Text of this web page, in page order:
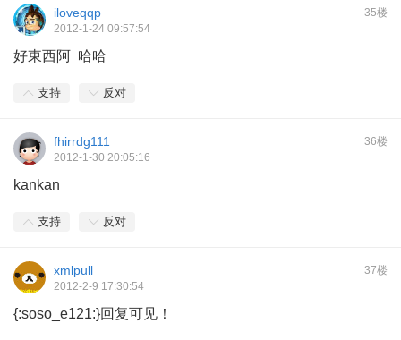
35楼
iloveqqp
2012-1-24 09:57:54
好東西阿 哈哈
支持 反对
36楼
fhirrdg111
2012-1-30 20:05:16
kankan
支持 反对
37楼
xmlpull
2012-2-9 17:30:54
{:soso_e121:}回复可见！